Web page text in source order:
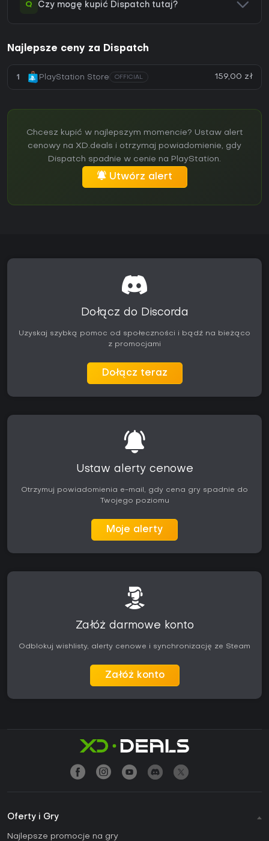
Q Czy mogę kupić Dispatch tutaj?
Najlepsze ceny za Dispatch
1 PlayStation Store OFFICIAL 159,00 zł
Chcesz kupić w najlepszym momencie? Ustaw alert
cenowy na XD.deals i otrzymaj powiadomienie, gdy
Dispatch spadnie w cenie na PlayStation.
Utwórz alert
Dołącz do Discorda
Uzyskaj szybką pomoc od społeczności i bądź na bieżąco
z promocjami
Dołącz teraz
Ustaw alerty cenowe
Otrzymuj powiadomienia e-mail, gdy cena gry spadnie do
Twojego poziomu
Moje alerty
Załóż darmowe konto
Odblokuj wishlisty, alerty cenowe i synchronizację ze Steam
Załóż konto
Oferty i Gry
Najlepsze promocje na gry